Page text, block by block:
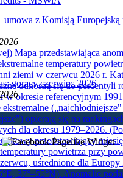
z Komisją Europejską
gorący czerwiec 2026